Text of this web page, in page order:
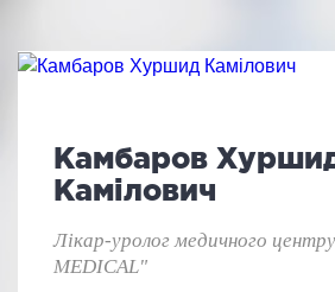
Камбаров
Камілович
Лікар-уролог медичного
MEDICAL"